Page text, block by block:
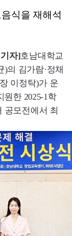
식을 재해석
자]호남대학교
의 김가람·정채
이정탁)가 운
원한 2025-1학
공모전에서 최